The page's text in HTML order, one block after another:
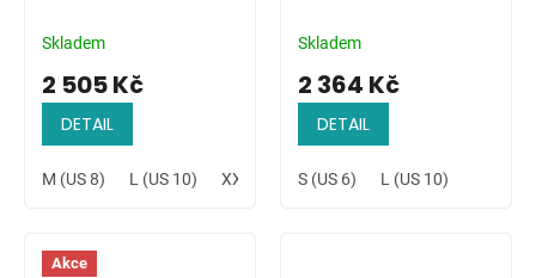
Skladem
2 505 Kč
DETAIL
M (US 8) L (US 10) XXL (US 14)
stylu
Skladem
2 364 Kč
DETAIL
S (US 6) L (US 10)
Akce